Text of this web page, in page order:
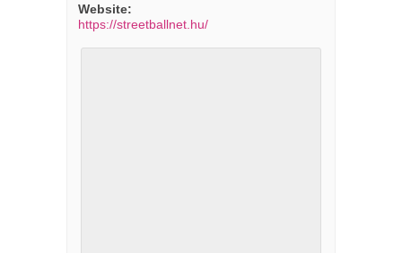
Website:
https://streetballnet.hu/